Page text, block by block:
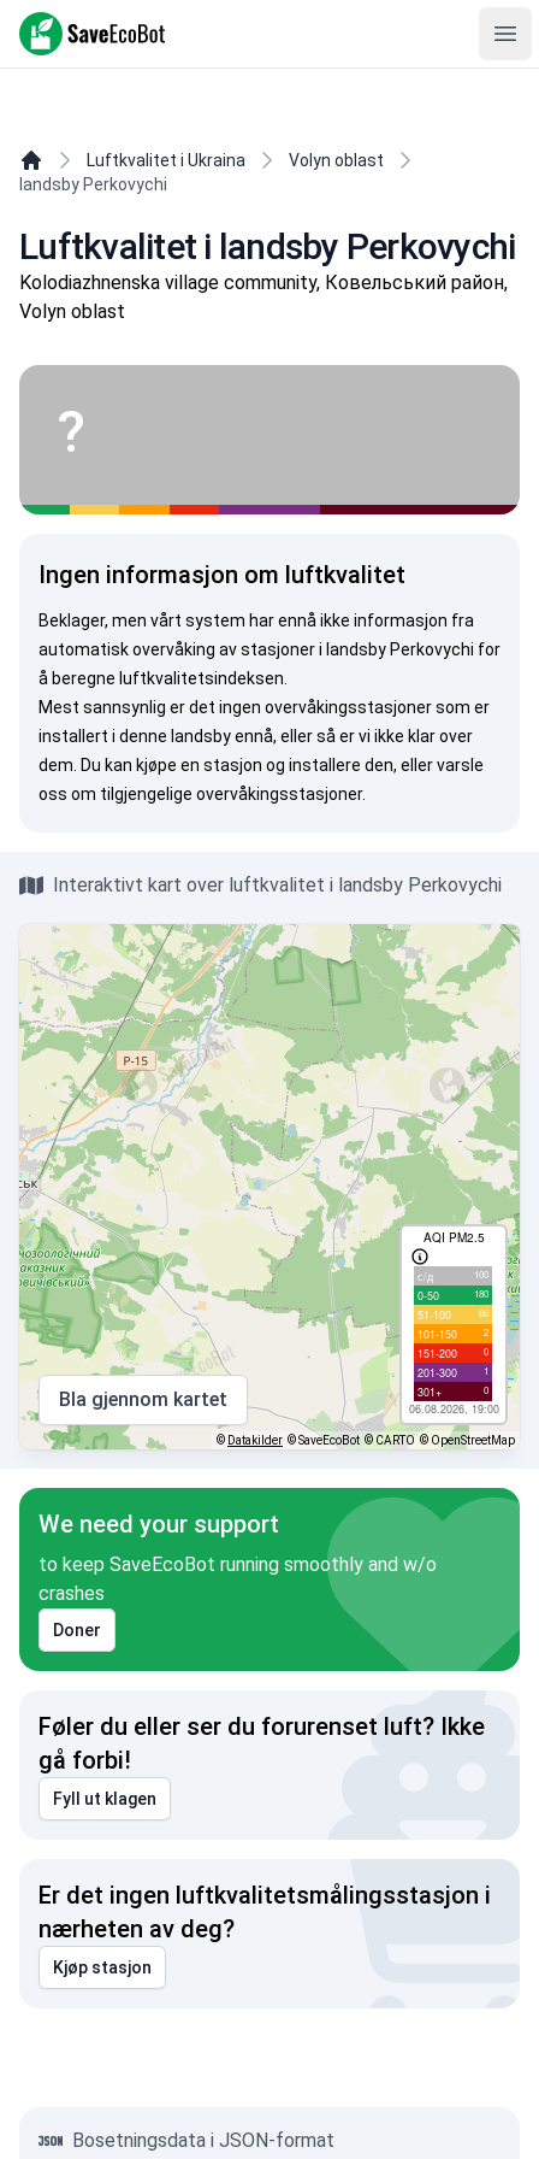
SaveEcoBot
Luftkvalitet i Ukraina
Volyn oblast
landsby Perkovychi
Luftkvalitet i landsby Perkovychi
Kolodiazhnenska village community, Ковельський район,
Volyn oblast
?
Ingen informasjon om luftkvalitet
Beklager, men vårt system har ennå ikke informasjon fra
automatisk overvåking av stasjoner i landsby Perkovychi for
å beregne luftkvalitetsindeksen.
Mest sannsynlig er det ingen overvåkingsstasjoner som er
installert i denne landsby ennå, eller så er vi ikke klar over
dem. Du kan kjøpe en stasjon og installere den, ellervarsle
oss om tilgjengelige overvåkingsstasjoner.
Interaktivt kart over luftkvalitet i landsby Perkovychi
AQI PM2.5
с/д 100
0-50 180
51-100 66
101-150 2
151-200 0
201-300 1
301+ 0
06.08.2026, 19:00
Bla gjennom kartet
© Datakilder © SaveEcoBot © CARTO © OpenStreetMap
We need your support
to keep SaveEcoBot running smoothly and w/o
crashes
Doner
Føler du eller ser du forurenset luft? Ikke
gå forbi!
Fyll ut klagen
Er det ingen luftkvalitetsmålingsstasjon i
nærheten av deg?
Kjøp stasjon
Bosetningsdata i JSON-format